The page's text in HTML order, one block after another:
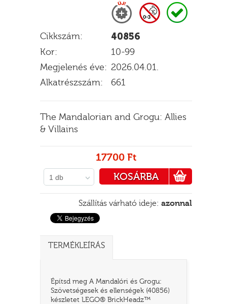
Cikkszám: 40856
Kor:
10-99
Megjelenés éve: 2026.04.01.
Alkatrészszám:
661
The Mandalorian and Grogu: Allies
& Villains
17700 Ft
1 db
KOSÁRBA
Szállítás várható ideje: azonnal
TERMÉKLEÍRÁS
Építsd meg A Mandalóri és Grogu:
Szövetségesek és ellenségek (40856)
készletet LEGO® BrickHeadz™